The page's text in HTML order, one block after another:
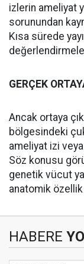
izlerin ameliyat
sorunundan
Kısa sürede
GERÇEK
Ancak ortaya
bölgesindeki
ameliyat izi
Söz konusu
genetik vücut
anatomik
HABERE